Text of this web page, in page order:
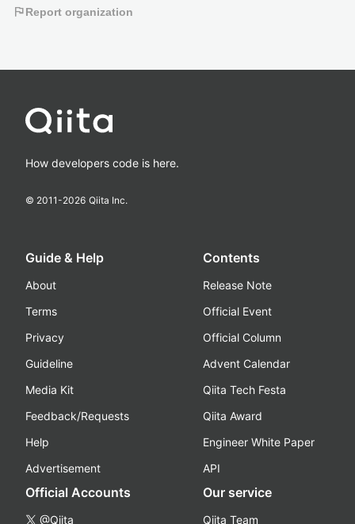
flagReport organization
How developers code is here.
© 2011-2026 Qiita Inc.
Guide & Help
About
Terms
Privacy
Guideline
Media Kit
Feedback/Requests
Help
Advertisement
Contents
Release Note
Official Event
Official Column
Advent Calendar
Qiita Tech Festa
Qiita Award
Engineer White Paper
API
Official Accounts
@Qiita
Our service
Qiita Team